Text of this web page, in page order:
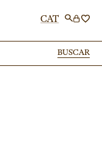
CAT
BUSCAR
BUSCAR